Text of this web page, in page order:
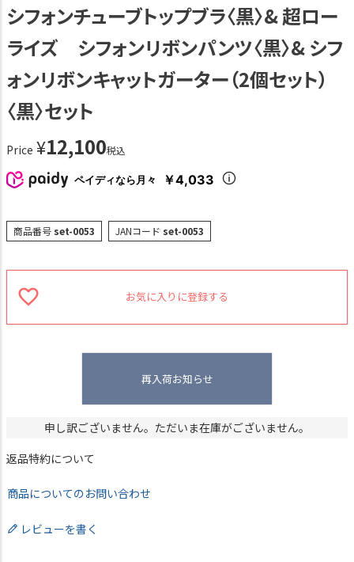
シフォンチューブトップブラ〈黒〉& 超ロー
ライズ シフォンリボンパンツ〈黒〉& シフ
ォンリボンキャットガーター（2個セット）
〈黒〉セット
Price ¥12,100税込
ペイディなら月々 ￥4,033
商品番号 set-0053 JANコード set-0053
お気に入りに登録する
再入荷お知らせ
申し訳ございません。ただいま在庫がございません。
返品特約について
商品についてのお問い合わせ
レビューを書く